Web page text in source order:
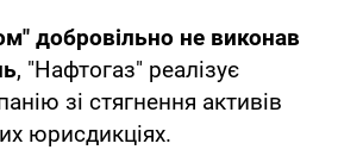
добровільно не виконав
, "Нафтогаз" реалізує
зі стягнення активів
юрисдикціях.